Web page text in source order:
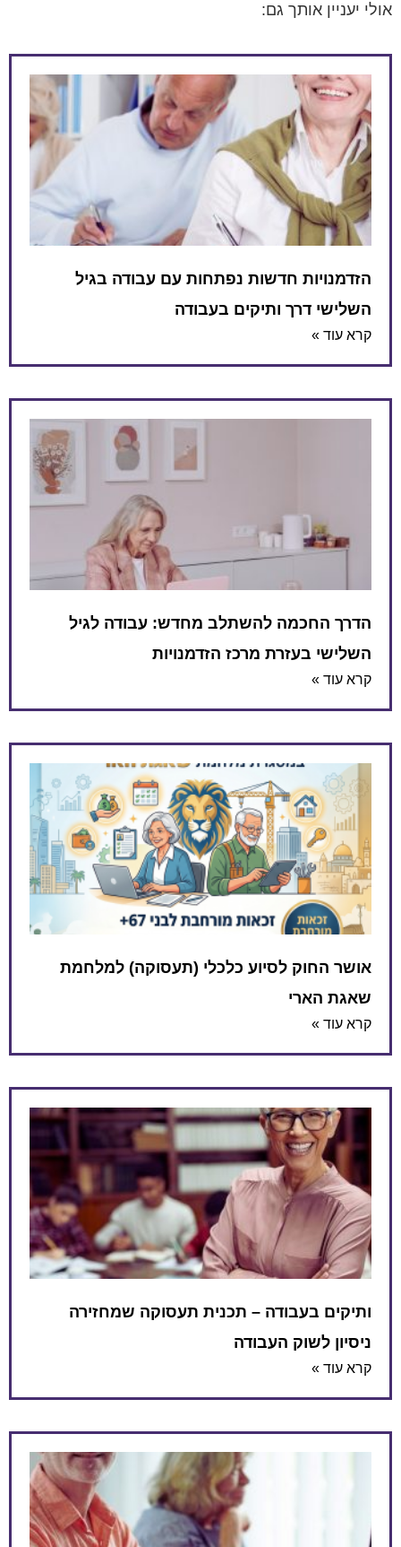
אולי יעניין אותך גם:
הזדמנויות חדשות נפתחות עם עבודה בגיל
השלישי דרך ותיקים בעבודה
קרא עוד »
הדרך החכמה להשתלב מחדש: עבודה לגיל
השלישי בעזרת מרכז הזדמנויות
קרא עוד »
אושר החוק לסיוע כלכלי (תעסוקה) למלחמת
שאגת הארי
קרא עוד »
ותיקים בעבודה – תכנית תעסוקה שמחזירה
ניסיון לשוק העבודה
קרא עוד »